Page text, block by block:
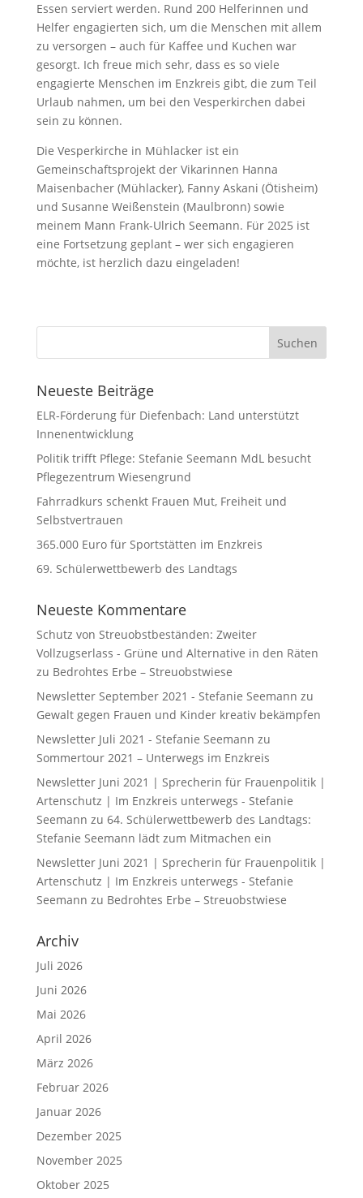
Essen serviert werden. Rund 200 Helferinnen und
Helfer engagierten sich, um die Menschen mit allem
zu versorgen – auch für Kaffee und Kuchen war
gesorgt. Ich freue mich sehr, dass es so viele
engagierte Menschen im Enzkreis gibt, die zum Teil
Urlaub nahmen, um bei den Vesperkirchen dabei
sein zu können.
Die Vesperkirche in Mühlacker ist ein
Gemeinschaftsprojekt der Vikarinnen Hanna
Maisenbacher (Mühlacker), Fanny Askani (Ötisheim)
und Susanne Weißenstein (Maulbronn) sowie
meinem Mann Frank-Ulrich Seemann. Für 2025 ist
eine Fortsetzung geplant – wer sich engagieren
möchte, ist herzlich dazu eingeladen!
Neueste Beiträge
ELR-Förderung für Diefenbach: Land unterstützt
Innenentwicklung
Politik trifft Pflege: Stefanie Seemann MdL besucht
Pflegezentrum Wiesengrund
Fahrradkurs schenkt Frauen Mut, Freiheit und
Selbstvertrauen
365.000 Euro für Sportstätten im Enzkreis
69. Schülerwettbewerb des Landtags
Neueste Kommentare
Schutz von Streuobstbeständen: Zweiter
Vollzugserlass - Grüne und Alternative in den Räten
zu Bedrohtes Erbe – Streuobstwiese
Newsletter September 2021 - Stefanie Seemann zu
Gewalt gegen Frauen und Kinder kreativ bekämpfen
Newsletter Juli 2021 - Stefanie Seemann zu
Sommertour 2021 – Unterwegs im Enzkreis
Newsletter Juni 2021 | Sprecherin für Frauenpolitik |
Artenschutz | Im Enzkreis unterwegs - Stefanie
Seemann zu 64. Schülerwettbewerb des Landtags:
Stefanie Seemann lädt zum Mitmachen ein
Newsletter Juni 2021 | Sprecherin für Frauenpolitik |
Artenschutz | Im Enzkreis unterwegs - Stefanie
Seemann zu Bedrohtes Erbe – Streuobstwiese
Archiv
Juli 2026
Juni 2026
Mai 2026
April 2026
März 2026
Februar 2026
Januar 2026
Dezember 2025
November 2025
Oktober 2025